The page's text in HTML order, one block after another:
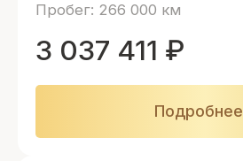
Пробег: 266 000 км
3 037 411 ₽
Подробнее